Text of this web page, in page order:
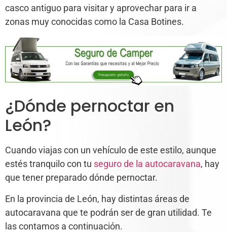
casco antiguo para visitar y aprovechar para ir a
zonas muy conocidas como la Casa Botines.
¿Dónde pernoctar en
León?
Cuando viajas con un vehículo de este estilo, aunque
estés tranquilo con tu seguro de la autocaravana, hay
que tener preparado dónde pernoctar.
En la provincia de León, hay distintas áreas de
autocaravana que te podrán ser de gran utilidad. Te
las contamos a continuación.